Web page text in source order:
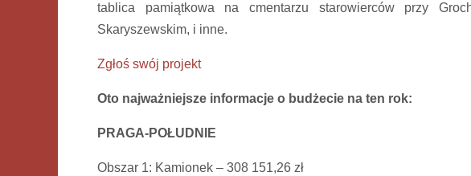
tablica pamiątkowa na cmentarzu starowierców przy
Skaryszewskim, i inne.
Zgłoś swój projekt
Oto najważniejsze informacje o budżecie na ten rok:
PRAGA-POŁUDNIE
Obszar 1: Kamionek – 308 151,26 zł